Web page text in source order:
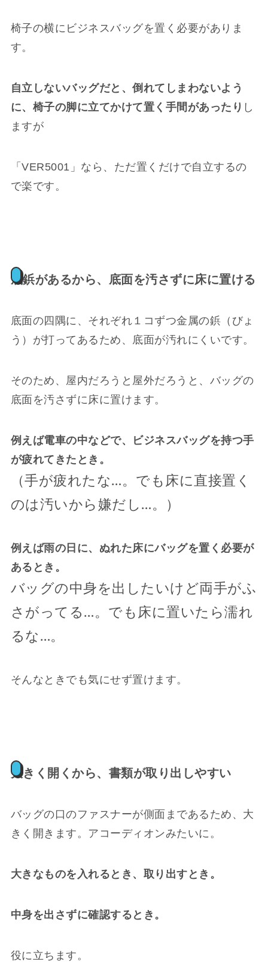
椅子の横にビジネスバッグを置く必要がありま
す。
自立しないバッグだと、倒れてしまわないよう
に、椅子の脚に立てかけて置く手間があったり し
ますが
「VER5001」なら、ただ置くだけで自立するの
で楽です。
底鋲があるから、底面を汚さずに床に置ける
底面の四隅に、それぞれ１コずつ金属の鋲（びょ
う）が打ってあるため、底面が汚れにくいです。
そのため、屋内だろうと屋外だろうと、バッグの
底面を汚さずに床に置けます。
例えば電車の中などで、ビジネスバッグを持つ手
が疲れてきたとき。
（手が疲れたな…。でも床に直接置く
のは汚いから嫌だし…。）
例えば雨の日に、ぬれた床にバッグを置く必要が
あるとき。
バッグの中身を出したいけど両手がふ
さがってる…。でも床に置いたら濡れ
るな…。
そんなときでも気にせず置けます。
大きく開くから、書類が取り出しやすい
バッグの口のファスナーが側面まであるため、大
きく開きます。アコーディオンみたいに。
大きなものを入れるとき、取り出すとき。
中身を出さずに確認するとき。
役に立ちます。